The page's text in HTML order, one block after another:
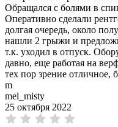
Обращался с болями в
Оперативно сделали
долгая очередь, около
нашли 2 грыжи и
т.к. уходил в отпуск.
давно, еще работая на
тех пор зрение отличное,
m
mel_misty
25 октября 2022